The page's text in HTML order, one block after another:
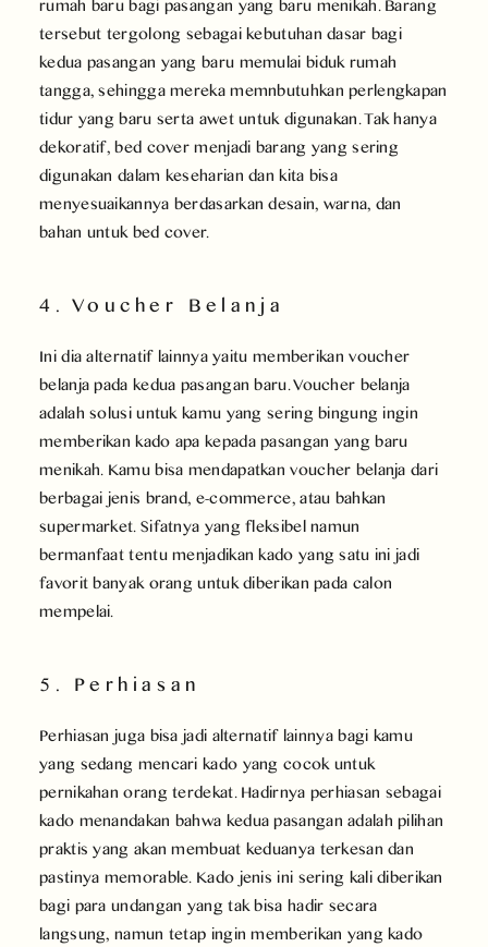
tersebut tergolong sebagai kebutuhan dasar bagi
kedua pasangan yang baru memulai biduk rumah
tangga, sehingga mereka memnbutuhkan perlengkapan
tidur yang baru serta awet untuk digunakan. Tak hanya
dekoratif, bed cover menjadi barang yang sering
digunakan dalam keseharian dan kita bisa
menyesuaikannya berdasarkan desain, warna, dan
bahan untuk bed cover.
4. Voucher Belanja
Ini dia alternatif lainnya yaitu memberikan voucher
belanja pada kedua pasangan baru. Voucher belanja
adalah solusi untuk kamu yang sering bingung ingin
memberikan kado apa kepada pasangan yang baru
menikah. Kamu bisa mendapatkan voucher belanja dari
berbagai jenis brand, e-commerce, atau bahkan
supermarket. Sifatnya yang fleksibel namun
bermanfaat tentu menjadikan kado yang satu ini jadi
favorit banyak orang untuk diberikan pada calon
mempelai.
5. Perhiasan
Perhiasan juga bisa jadi alternatif lainnya bagi kamu
yang sedang mencari kado yang cocok untuk
pernikahan orang terdekat. Hadirnya perhiasan sebagai
kado menandakan bahwa kedua pasangan adalah pilihan
praktis yang akan membuat keduanya terkesan dan
pastinya memorable. Kado jenis ini sering kali diberikan
bagi para undangan yang tak bisa hadir secara
langsung, namun tetap ingin memberikan yang kado